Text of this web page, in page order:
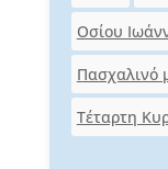
Οσίου
Πασχαλινό
Τέταρτη